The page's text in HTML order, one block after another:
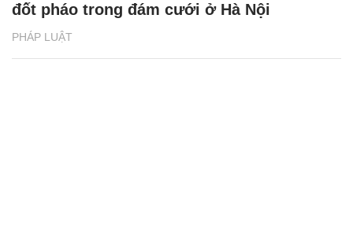
PHÁP LUẬT
đốt pháo trong đám cưới ở Hà Nội